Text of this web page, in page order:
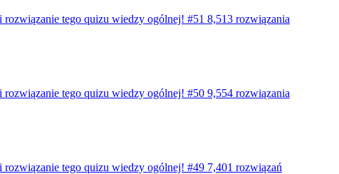
tego quizu wiedzy ogólnej! #51 8,513 rozwiązania
rozwiązanie tego quizu wiedzy ogólnej! #50 9,554 rozwiązania
rozwiązanie tego quizu wiedzy ogólnej! #49 7,401 rozwiązań